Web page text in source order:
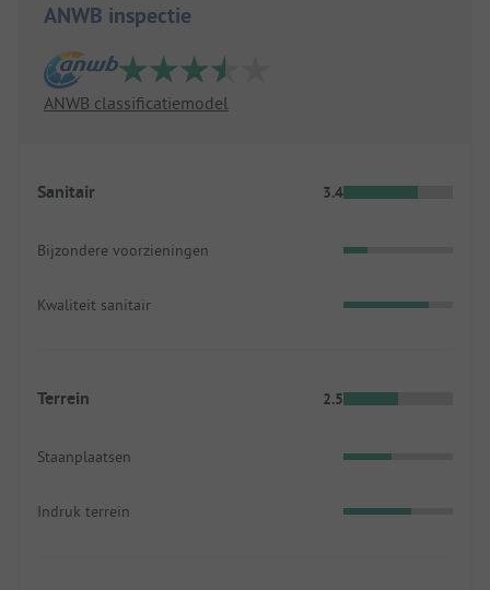
ANWB inspectie
ANWB classificatiemodel
Sanitair 3.4
Bijzondere voorzieningen
Kwaliteit sanitair
Terrein 2.5
Staanplaatsen
Indruk terrein